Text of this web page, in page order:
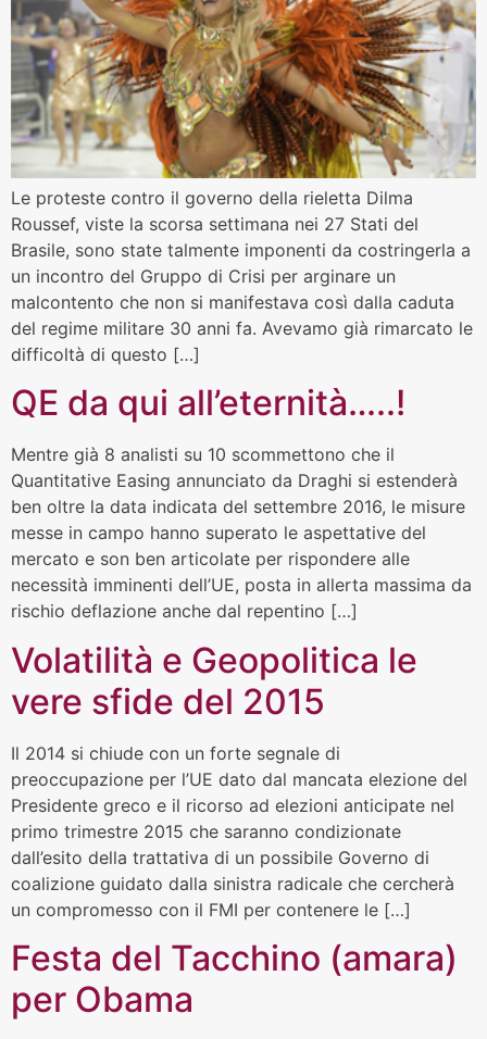
Le proteste contro il governo della rieletta Dilma
Roussef, viste la scorsa settimana nei 27 Stati del
Brasile, sono state talmente imponenti da costringerla a
un incontro del Gruppo di Crisi per arginare un
malcontento che non si manifestava così dalla caduta
del regime militare 30 anni fa. Avevamo già rimarcato le
difficoltà di questo […]
QE da qui all’eternità…..!
Mentre già 8 analisti su 10 scommettono che il
Quantitative Easing annunciato da Draghi si estenderà
ben oltre la data indicata del settembre 2016, le misure
messe in campo hanno superato le aspettative del
mercato e son ben articolate per rispondere alle
necessità imminenti dell’UE, posta in allerta massima da
rischio deflazione anche dal repentino […]
Volatilità e Geopolitica le
vere sfide del 2015
Il 2014 si chiude con un forte segnale di
preoccupazione per l’UE dato dal mancata elezione del
Presidente greco e il ricorso ad elezioni anticipate nel
primo trimestre 2015 che saranno condizionate
dall’esito della trattativa di un possibile Governo di
coalizione guidato dalla sinistra radicale che cercherà
un compromesso con il FMI per contenere le […]
Festa del Tacchino (amara)
per Obama